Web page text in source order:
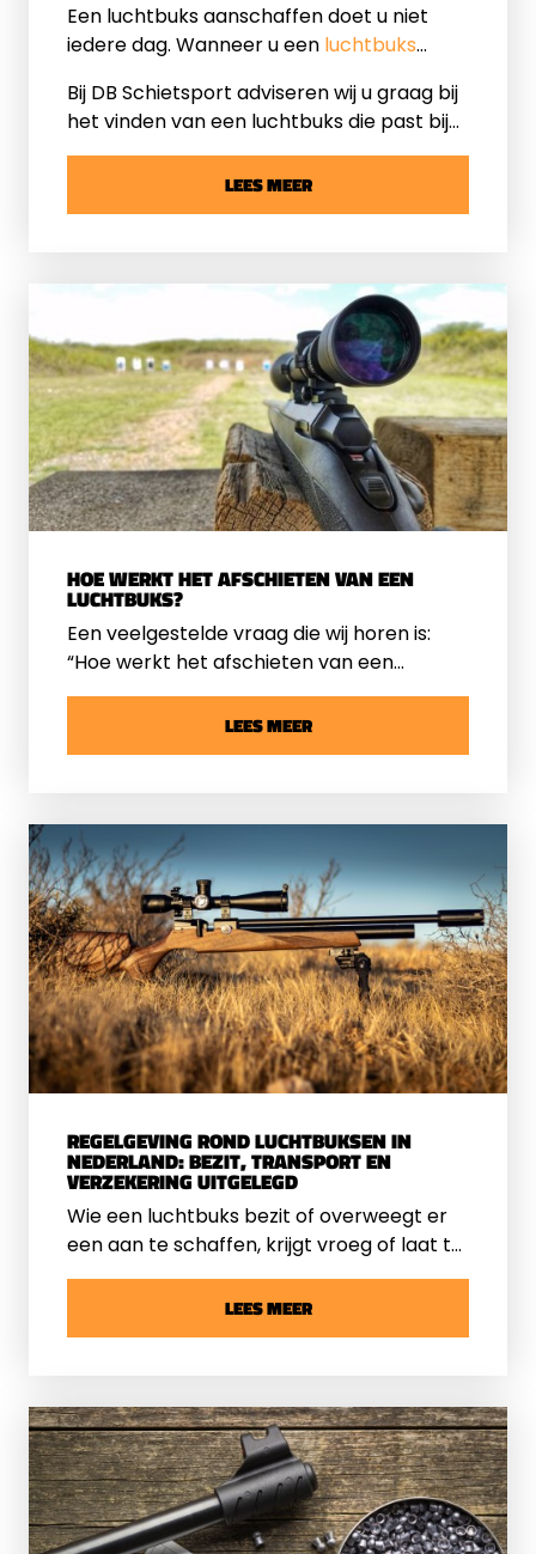
Een luchtbuks aanschaffen doet u niet
iedere dag. Wanneer u een luchtbuks
aantal zaken, waaronder vermogen, type
aandrijving en veiligheid. Wat de beste
optie voor u is, hangt af van uw
gebruiksdoel, ervaring en persoonlijke
voorkeur.
Bij DB Schietsport adviseren wij u graag bij
het vinden van een luchtbuks die past bij
uw wensen en schietniveau. Hieronder
zetten wij de belangrijkste
aandachtspunten overzichtelijk voor u op
LEES MEER
HOE WERKT HET AFSCHIETEN VAN EEN
LUCHTBUKS?
Een veelgestelde vraag die wij horen is:
“Hoe werkt het afschieten van een
luchtbuks?”. Wat gebeurt er in de buks
wanneer u de trekker overhaalt en
waarom is het ene systeem nauwkeuriger
LEES MEER
REGELGEVING ROND LUCHTBUKSEN IN
NEDERLAND: BEZIT, TRANSPORT EN
VERZEKERING UITGELEGD
Wie een luchtbuks bezit of overweegt er
een aan te schaffen, krijgt vroeg of laat te
maken met vragen over de wetgeving.
Wat is de juridische status van een
luchtbuks? Welke regels gelden voor
schade? In deze gids gaan wij dieper dan
de bekende vraag “Waar mag u schieten”
en krijgt u een compleet en actueel
overzicht van de regelgeving rondom
luchtbuksen in Nederland.
LEES MEER